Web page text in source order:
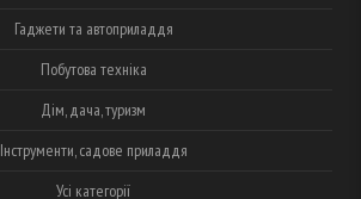
Гаджети та автоприладдя
Побутова техніка
Дім, дача, туризм
Інструменти, садове приладдя
Усі категорії